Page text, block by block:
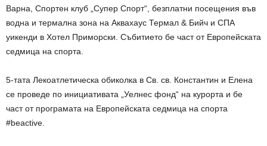
Варна, Спортен клуб „Супер Спорт“, безплатни посещения във
водна и термална зона на Аквахаус Термал & Бийч и СПА
уикенди в Хотел Приморски. Събитието бе част от Европейската
седмица на спорта.
5-тата Лекоатлетическа обиколка в Св. св. Константин и Елена
се проведе по инициативата „Уелнес фонд“ на курорта и бе
част от програмата на Европейската седмица на спорта
#beactive.